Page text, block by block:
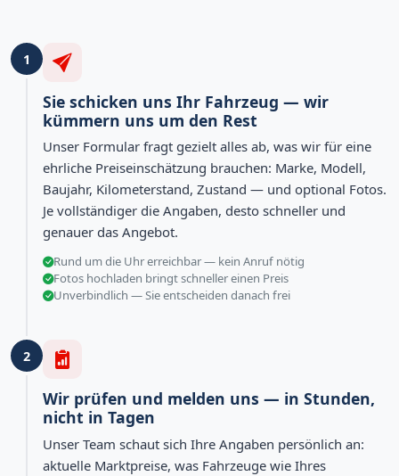
1
Sie schicken uns Ihr Fahrzeug — wir
kümmern uns um den Rest
Unser Formular fragt gezielt alles ab, was wir für eine
ehrliche Preiseinschätzung brauchen: Marke, Modell,
Baujahr, Kilometerstand, Zustand — und optional Fotos.
Je vollständiger die Angaben, desto schneller und
genauer das Angebot.
Rund um die Uhr erreichbar — kein Anruf nötig
Fotos hochladen bringt schneller einen Preis
Unverbindlich — Sie entscheiden danach frei
2
Wir prüfen und melden uns — in Stunden,
nicht in Tagen
Unser Team schaut sich Ihre Angaben persönlich an:
aktuelle Marktpreise, was Fahrzeuge wie Ihres